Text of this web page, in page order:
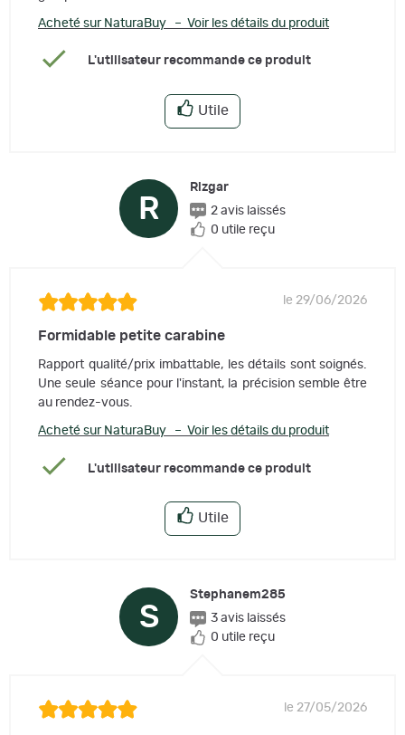
Acheté sur NaturaBuy – Voir les détails du produit
L'utilisateur recommande ce produit
Utile
R
Rizgar
2 avis laissés
0 utile reçu
le 29/06/2026
Formidable petite carabine
Rapport qualité/prix imbattable, les détails sont soignés.
Une seule séance pour l'instant, la précision semble être
au rendez-vous.
Acheté sur NaturaBuy – Voir les détails du produit
L'utilisateur recommande ce produit
Utile
S
Stephanem285
3 avis laissés
0 utile reçu
le 27/05/2026